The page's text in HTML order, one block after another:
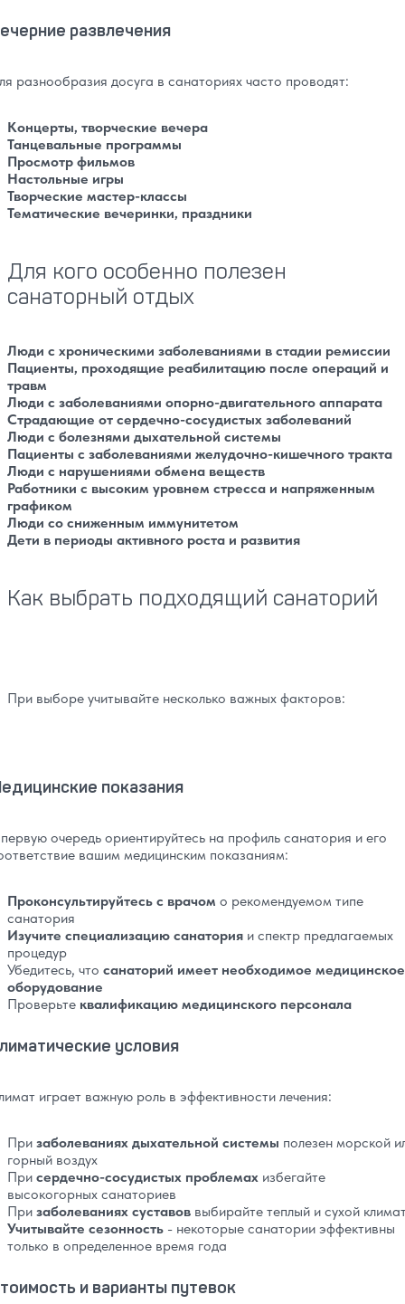
развлечения
разнообразия досуга в санаториях часто проводят:
Концерты, творческие вечера
Танцевальные программы
Просмотр фильмов
Настольные игры
Творческие мастер-классы
Тематические вечеринки, праздники
Для кого особенно полезен
санаторный отдых
Люди с хроническими заболеваниями в стадии ремиссии
Пациенты, проходящие реабилитацию после операций и
травм
Люди с заболеваниями опорно-двигательного аппарата
Страдающие от сердечно-сосудистых заболеваний
Люди с болезнями дыхательной системы
Пациенты с заболеваниями желудочно-кишечного тракта
Люди с нарушениями обмена веществ
Работники с высоким уровнем стресса и напряженным
графиком
Люди со сниженным иммунитетом
Дети в периоды активного роста и развития
Как выбрать подходящий санаторий
При выборе учитывайте несколько важных факторов:
показания
очередь ориентируйтесь на профиль санатория и его
вашим медицинским показаниям:
Проконсультируйтесь с врачом о рекомендуемом типе
санатория
Изучите специализацию санатория и спектр предлагаемых
процедур
Убедитесь, что санаторий имеет необходимое медицинское
оборудование
Проверьте квалификацию медицинского персонала
условия
играет важную роль в эффективности лечения:
При заболеваниях дыхательной системы полезен морской
горный воздух
При сердечно-сосудистых проблемах избегайте
высокогорных санаториев
При заболеваниях суставов выбирайте теплый и сухой
Учитывайте сезонность - некоторые санатории эффективны
только в определенное время года
и варианты путевок